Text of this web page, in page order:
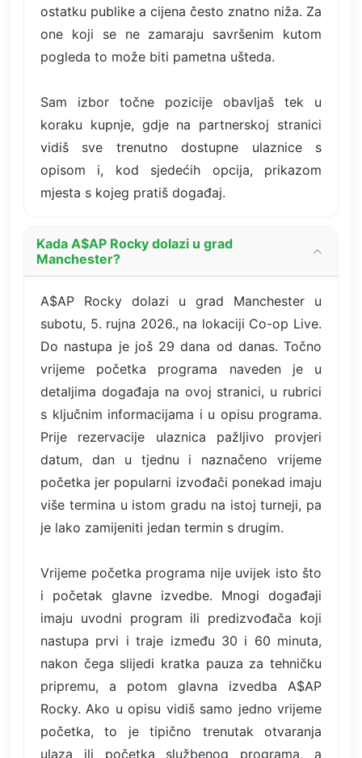
ostatku publike a cijena često znatno niža. Za
one koji se ne zamaraju savršenim kutom
pogleda to može biti pametna ušteda.
Sam izbor točne pozicije obavljaš tek u
koraku kupnje, gdje na partnerskoj stranici
vidiš sve trenutno dostupne ulaznice s
opisom i, kod sjedećih opcija, prikazom
mjesta s kojeg pratiš događaj.
Kada A$AP Rocky dolazi u grad
Manchester?
A$AP Rocky dolazi u grad Manchester u
subotu, 5. rujna 2026., na lokaciji Co-op Live.
Do nastupa je još 29 dana od danas. Točno
vrijeme početka programa naveden je u
detaljima događaja na ovoj stranici, u rubrici
s ključnim informacijama i u opisu programa.
Prije rezervacije ulaznica pažljivo provjeri
datum, dan u tjednu i naznačeno vrijeme
početka jer popularni izvođači ponekad imaju
više termina u istom gradu na istoj turneji, pa
je lako zamijeniti jedan termin s drugim.
Vrijeme početka programa nije uvijek isto što
i početak glavne izvedbe. Mnogi događaji
imaju uvodni program ili predizvođača koji
nastupa prvi i traje između 30 i 60 minuta,
nakon čega slijedi kratka pauza za tehničku
pripremu, a potom glavna izvedba A$AP
Rocky. Ako u opisu vidiš samo jedno vrijeme
početka, to je tipično trenutak otvaranja
ulaza ili početka službenog programa, a